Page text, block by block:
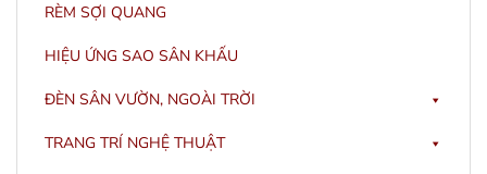
RÈM SỢI QUANG
HIỆU ỨNG SAO SÂN KHẤU
ĐÈN SÂN VƯỜN, NGOÀI TRỜI
TRANG TRÍ NGHỆ THUẬT